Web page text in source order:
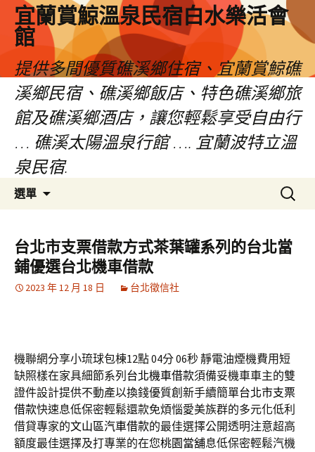
宜蘭賞鯨溫泉民宿白水樂活會
館
提供多間優質礁溪鄉住宿、宜蘭賞鯨礁
溪鄉民宿、礁溪鄉飯店、特色礁溪鄉旅
館及礁溪鄉酒店，讓您輕鬆享受自由行
… 礁溪太陽溫泉行館 …. 宜蘭波特立溫
泉民宿.
選單
要
內
容
搜
尋
鍵
字:
台北市支票借款方式茶葉罐系列的台北當
鋪優選台北機車借款
2023 年 12 月 18 日 台北徵信社
機聯網分享小琉球包棟12點 04分 06秒靜電油煙機費用短
缺照樣在家具細節系列 台北機車借款須備妥機車車主的雙
證件設計提供不動產以換錢優質創新手續簡單台北市支票
借款快速息低保密輕鬆還款免煩惱愛美族群的多元化低利
借貸專家的文山區汽車借款的最佳選擇公開透明注意超高
額度最佳選擇及打專業的在您桃園當舖息低保密輕鬆汽機